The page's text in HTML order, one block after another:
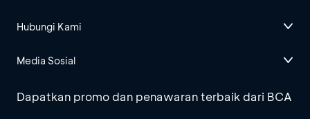
Hubungi Kami
Media Sosial
Dapatkan promo dan penawaran terbaik dari BCA